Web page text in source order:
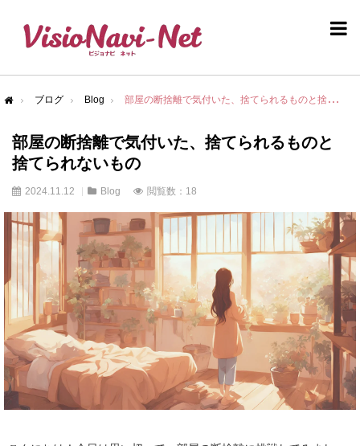
ブログ Blog 部屋の断捨離で気付いた、捨てられるものと捨てられないもの
部屋の断捨離で気付いた、捨てられるものと
捨てられないもの
2024.11.12 Blog 閲覧数：18